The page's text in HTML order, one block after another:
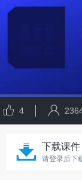
4
下载课件
请登录后下